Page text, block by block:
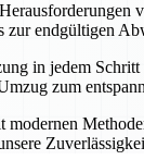
endgültigen
in jedem
zum